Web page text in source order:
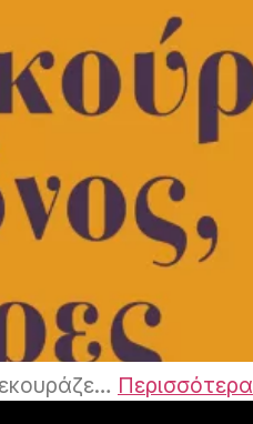
Περισσότερα